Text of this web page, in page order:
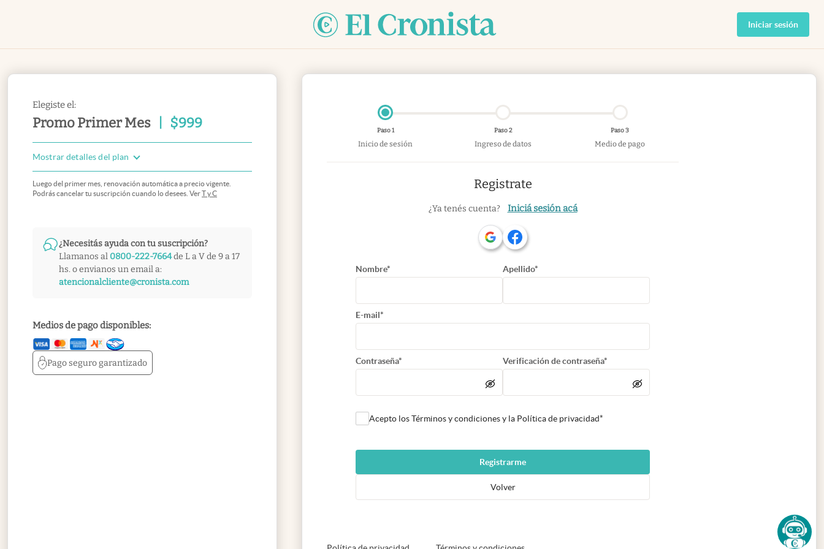
Iniciar sesión
Elegiste el:
Promo Primer Mes $999
Mostrar detalles del plan
Luego del primer mes, renovación automática a precio vigente.
Podrás cancelar tu suscripción cuando lo desees. VerT y C
¿Necesitás ayuda con tu suscripción?
Llamanos al 0800-222-7664de L a V de 9 a 17
hs. o envianos un email a:
atencionalcliente@cronista.com
Medios de pago disponibles:
Pago segurogarantizado
Paso 1
Inicio de sesión
Paso 2
Ingreso de datos
Paso 3
Medio de pago
Registrate
¿Ya tenés cuenta? Iniciá sesión acá
Nombre* Apellido*
E-mail*
Contraseña* Verificación de contraseña*
Acepto los Términos y condiciones y la Política de privacidad*
Registrarme
Volver